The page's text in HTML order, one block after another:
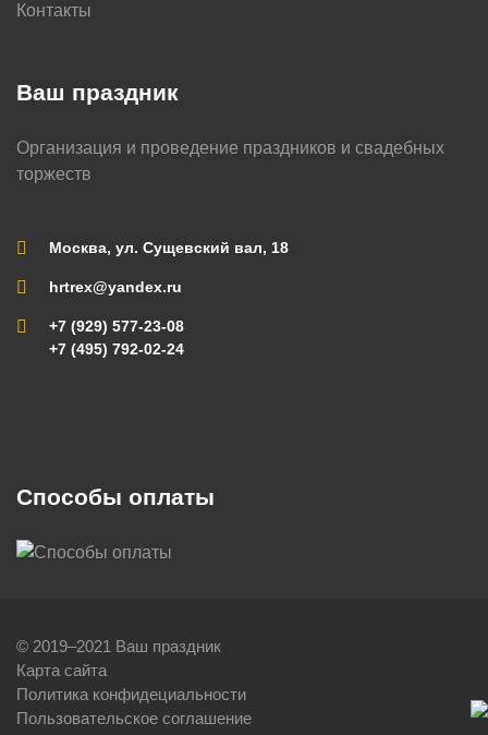
Ваш праздник
Организация и проведение праздников и свадебных
торжеств
Москва, ул. Сущевский вал, 18
hrtrex@yandex.ru
+7 (929) 577-23-08
+7 (495) 792-02-24
Контакты
Способы оплаты
© 2019–2021 Ваш праздник
Карта сайта
Политика конфидециальности
Пользовательское соглашение